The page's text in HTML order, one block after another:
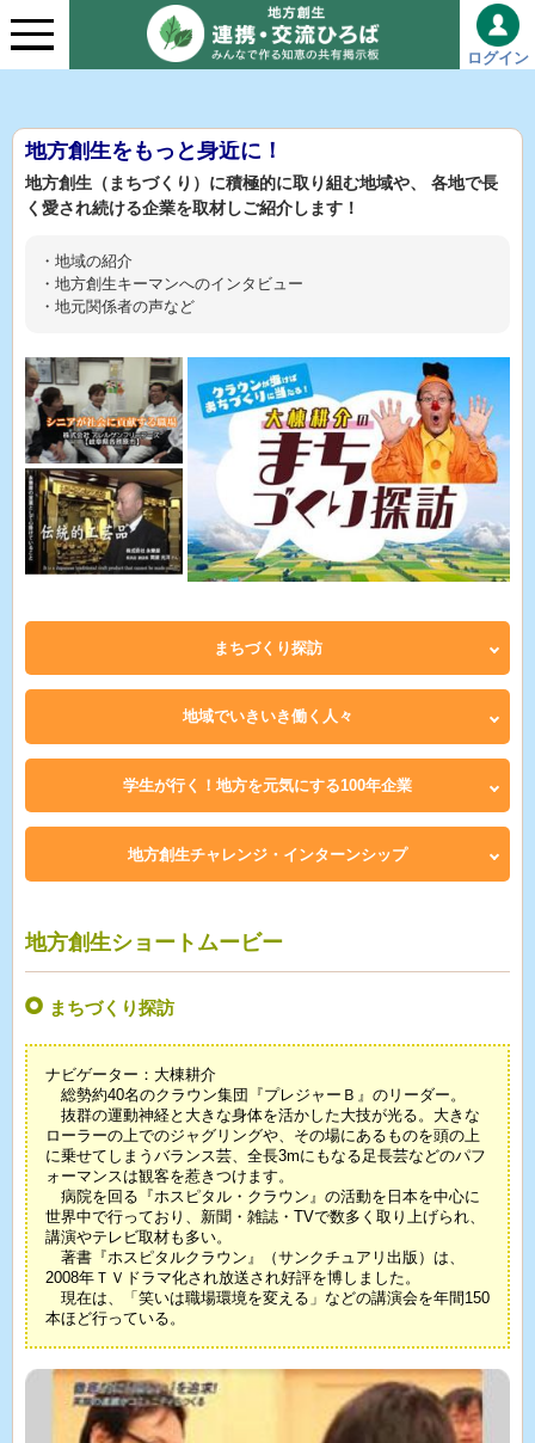
ログイン
地方創生をもっと身近に！
地方創生（まちづくり）に積極的に取り組む地域や、
各地で長
く愛され続ける企業を取材しご紹介します！
・地域の紹介
・地方創生キーマンへのインタビュー
・地元関係者の声など
まちづくり探訪
地域でいきいき働く人々
学生が行く！地方を元気にする100年企業
地方創生チャレンジ・インターンシップ
地方創生ショートムービー
まちづくり探訪
ナビゲーター：大棟耕介
総勢約40名のクラウン集団『プレジャーＢ』のリーダー。
抜群の運動神経と大きな身体を活かした大技が光る。大きな
ローラーの上でのジャグリングや、その場にあるものを頭の上
に乗せてしまうバランス芸、全長3mにもなる足長芸などのパフ
ォーマンスは観客を惹きつけます。
病院を回る『ホスピタル・クラウン』の活動を日本を中心に
世界中で行っており、新聞・雑誌・TVで数多く取り上げられ、
講演やテレビ取材も多い。
著書『ホスピタルクラウン』（サンクチュアリ出版）は、
2008年ＴＶドラマ化され放送され好評を博しました。
現在は、「笑いは職場環境を変える」などの講演会を年間150
本ほど行っている。